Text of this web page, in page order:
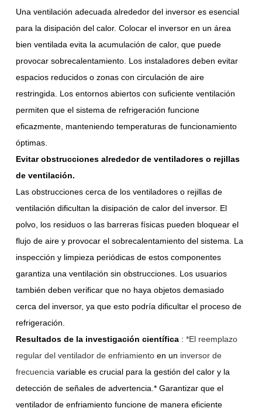
Una ventilación adecuada alrededor del inversor es esencial
para la disipación del calor. Colocar el inversor en un área
bien ventilada evita la acumulación de calor, que puede
provocar sobrecalentamiento. Los instaladores deben evitar
espacios reducidos o zonas con circulación de aire
restringida. Los entornos abiertos con suficiente ventilación
permiten que el sistema de refrigeración funcione
eficazmente, manteniendo temperaturas de funcionamiento
óptimas.
Evitar obstrucciones alrededor de ventiladores o rejillas
de ventilación.
Las obstrucciones cerca de los ventiladores o rejillas de
ventilación dificultan la disipación de calor del inversor. El
polvo, los residuos o las barreras físicas pueden bloquear el
flujo de aire y provocar el sobrecalentamiento del sistema. La
inspección y limpieza periódicas de estos componentes
garantiza una ventilación sin obstrucciones. Los usuarios
también deben verificar que no haya objetos demasiado
cerca del inversor, ya que esto podría dificultar el proceso de
refrigeración.
Resultados de la investigación científica : *El reemplazo
regular del ventilador de enfriamiento en un inversor de
frecuencia variablees crucial para la gestión del calor y la
detección de señales de advertencia.* Garantizar que el
ventilador de enfriamiento funcione de manera eficiente